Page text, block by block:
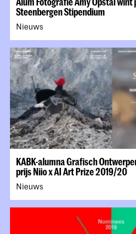
Steenbergen Stipendium
Nieuws
KABK-alumna Grafisch
prijs Niio x AI Art Prize 2019/20
Nieuws